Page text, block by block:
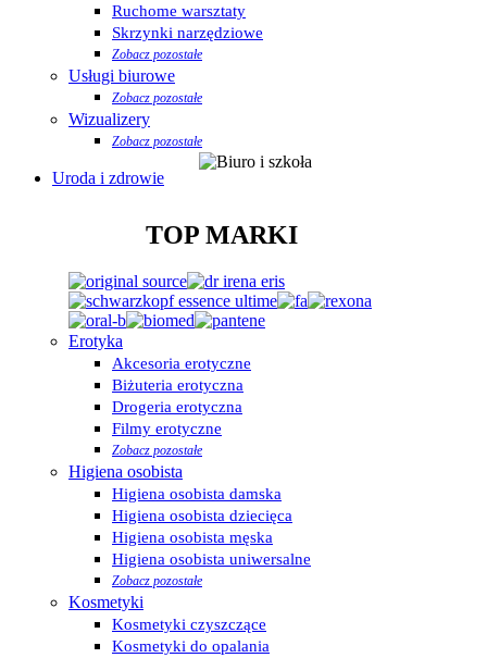
Ruchome warsztaty
Skrzynki narzędziowe
Zobacz pozostałe
Usługi biurowe
Zobacz pozostałe
Wizualizery
Zobacz pozostałe
Uroda i zdrowie
TOP MARKI
Erotyka
Akcesoria erotyczne
Biżuteria erotyczna
Drogeria erotyczna
Filmy erotyczne
Zobacz pozostałe
Higiena osobista
Higiena osobista damska
Higiena osobista dziecięca
Higiena osobista męska
Higiena osobista uniwersalne
Zobacz pozostałe
Kosmetyki
Kosmetyki czyszczące
Kosmetyki do opalania